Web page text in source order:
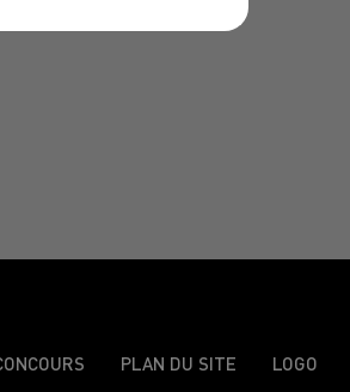
PLAN DU SITE LOGO